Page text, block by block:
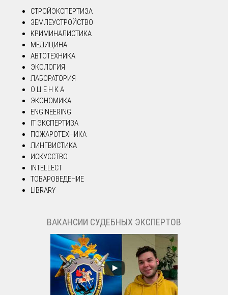
СТРОЙЭКСПЕРТИЗА
ЗЕМЛЕУСТРОЙСТВО
КРИМИНАЛИСТИКА
МЕДИЦИНА
АВТОТЕХНИКА
ЭКОЛОГИЯ
ЛАБОРАТОРИЯ
О Ц Е Н К А
ЭКОНОМИКА
ENGINEERING
IT ЭКСПЕРТИЗА
ПОЖАРОТЕХНИКА
ЛИНГВИСТИКА
ИСКУССТВО
INTELLECT
ТОВАРОВЕДЕНИЕ
LIBRARY
ВАКАНСИИ СУДЕБНЫХ ЭКСПЕРТОВ